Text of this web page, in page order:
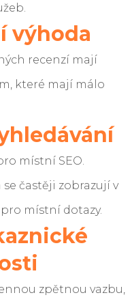
výhoda
recenzí mají
které mají málo
místní SEO.
častěji zobrazují v
místní dotazy.
zpětnou vazbu,